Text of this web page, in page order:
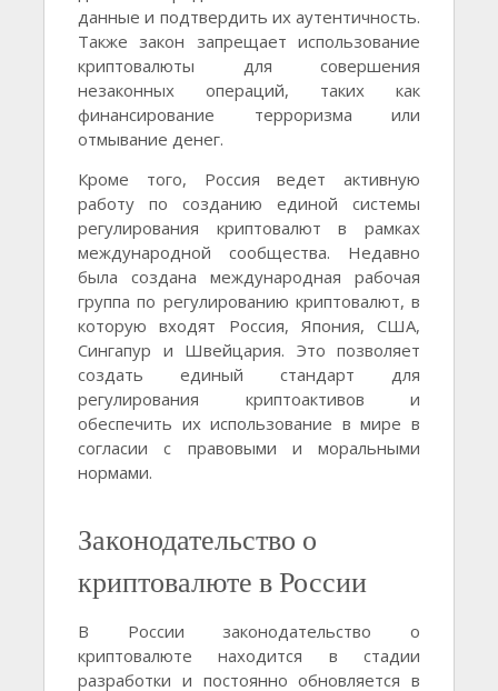
данные и подтвердить их аутентичность.
Также закон запрещает использование
криптовалюты для совершения
незаконных операций, таких как
финансирование терроризма или
отмывание денег.
Кроме того, Россия ведет активную
работу по созданию единой системы
регулирования криптовалют в рамках
международной сообщества. Недавно
была создана международная рабочая
группа по регулированию криптовалют, в
которую входят Россия, Япония, США,
Сингапур и Швейцария. Это позволяет
создать единый стандарт для
регулирования криптоактивов и
обеспечить их использование в мире в
согласии с правовыми и моральными
нормами.
Законодательство о
криптовалюте в России
В России законодательство о
криптовалюте находится в стадии
разработки и постоянно обновляется в